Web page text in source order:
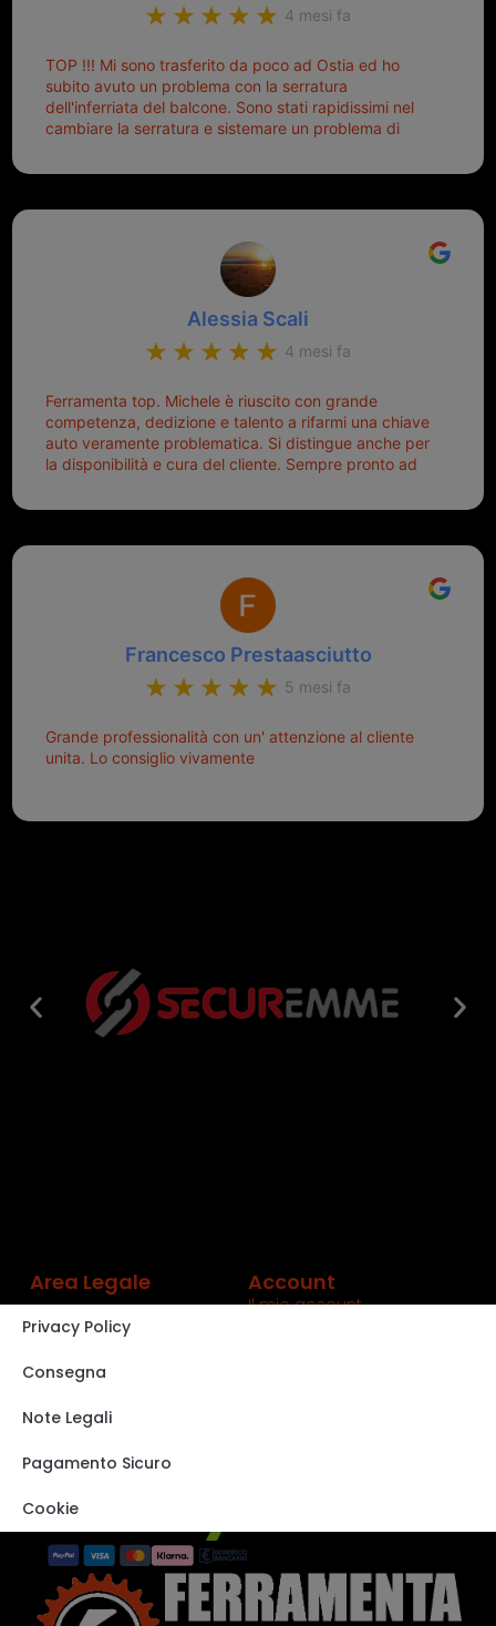
Nissan... e invece ho scoperto che la Ferramenta
tutti i tipi. Adesso che ho la mia fiammante chiave
nuova (solo la chiave, perché la macchina è rimasta
quella di prima), ogni volta che salgo in macchina, il
mio pensiero va subito a Michele perché non dover
mette di buon umore, e ti fa cominciare bene la
lo consiglio a chiunque debba duplicare una chiave
4 mesi fa
TOP !!! Mi sono trasferito da poco ad Ostia ed ho
subito avuto un problema con la serratura
dell'inferriata del balcone. Sono stati rapidissimi nel
cambiare la serratura e sistemare un problema di
onesto evitando spese ben più esose. Competenti,
un punto di riferimento per situazioni di questo tipo
Alessia Scali
4 mesi fa
Ferramenta top. Michele è riuscito con grande
competenza, dedizione e talento a rifarmi una chiave
auto veramente problematica. Si distingue anche per
la disponibilità e cura del cliente. Sempre pronto ad
Francesco Prestaasciutto
5 mesi fa
Grande professionalità con un' attenzione al cliente
unita. Lo consiglio vivamente
Area Legale
Privacy Policy
Consegna
Note Legali
Pagamento Sicuro
Cookie
Account
Il mio account
VISITA IL NOSTRO